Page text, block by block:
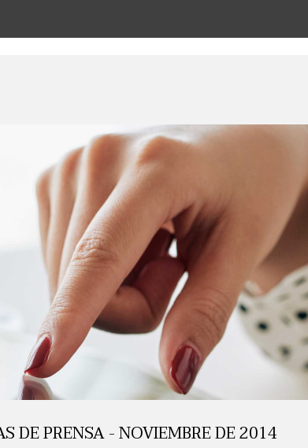
DE PRENSA - NOVIEMBRE DE 2014